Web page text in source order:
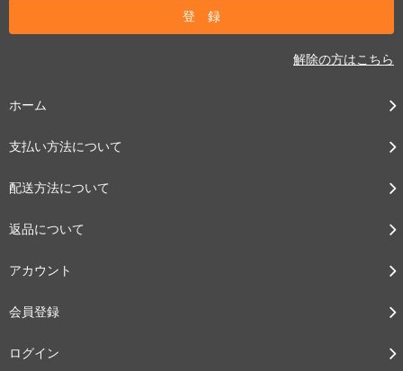
解除の方はこちら
ホーム
支払い方法について
配送方法について
返品について
アカウント
会員登録
ログイン